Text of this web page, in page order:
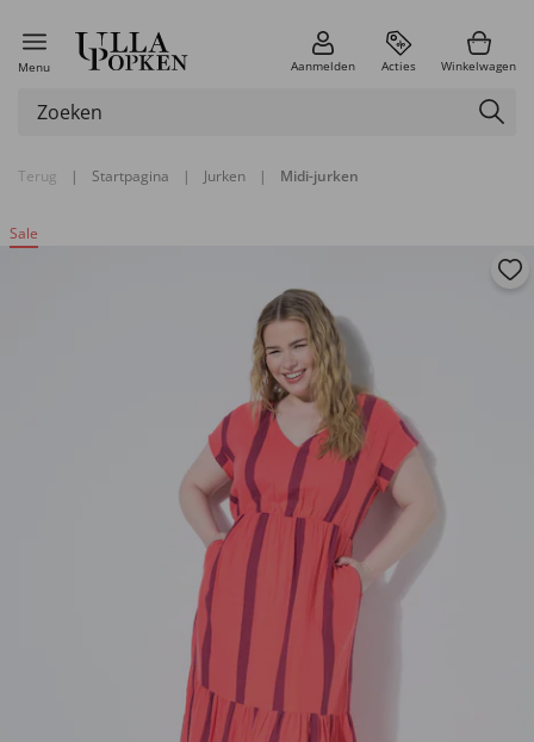
Menu Aanmelden Acties Winkelwagen
Terug | Startpagina | Jurken | Midi-jurken
Sale